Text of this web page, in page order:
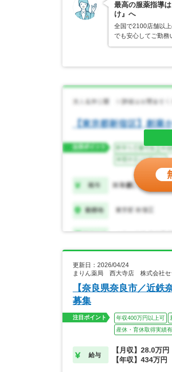
最高の服薬指導
け』へ
全国で2100店舗以
でも安心してご勤
更新日：2026/04/24
まりん薬局 西大寺店 株式会社セ
【奈良県奈良市／近
募集
注目ポイント 年収400万円以上可
産休・育休取得実績
給与
【月収】28.0万円
【年収】434万円